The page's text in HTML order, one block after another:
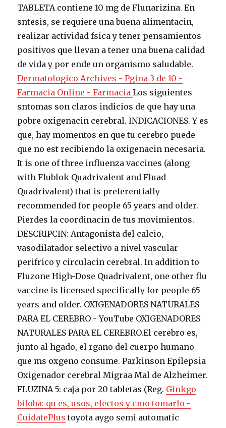
TABLETA contiene 10 mg de Flunarizina. En
sntesis, se requiere una buena alimentacin,
realizar actividad fsica y tener pensamientos
positivos que llevan a tener una buena calidad
de vida y por ende un organismo saludable.
Dermatologico Archives - Pgina 3 de 10 -
Farmacia Online - FarmaciaLos siguientes
sntomas son claros indicios de que hay una
pobre oxigenacin cerebral. INDICACIONES. Y es
que, hay momentos en que tu cerebro puede
que no est recibiendo la oxigenacin necesaria.
It is one of three influenza vaccines (along
with Flublok Quadrivalent and Fluad
Quadrivalent) that is preferentially
recommended for people 65 years and older.
Pierdes la coordinacin de tus movimientos.
DESCRIPCIN: Antagonista del calcio,
vasodilatador selectivo a nivel vascular
perifrico y circulacin cerebral. In addition to
Fluzone High-Dose Quadrivalent, one other flu
vaccine is licensed specifically for people 65
years and older. OXIGENADORES NATURALES
PARA EL CEREBRO - YouTube OXIGENADORES
NATURALES PARA EL CEREBRO.El cerebro es,
junto al hgado, el rgano del cuerpo humano
que ms oxgeno consume. Parkinson Epilepsia
Oxigenador cerebral Migraa Mal de Alzheimer.
FLUZINA 5: caja por 20 tabletas (Reg. Ginkgo
biloba: qu es, usos, efectos y cmo tomarlo -
CuidatePlus toyota aygo semi automatic